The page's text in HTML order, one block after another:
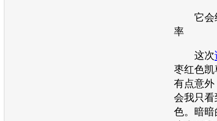
它会
率
这次
枣红色凯
有点意
会我只
色。暗